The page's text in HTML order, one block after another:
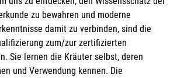
zu bewahren und moderne
damit zu verbinden, sind die
zum/zur zertifizierten
Sie lernen die Kräuter selbst, deren
und Verwendung kennen. Die